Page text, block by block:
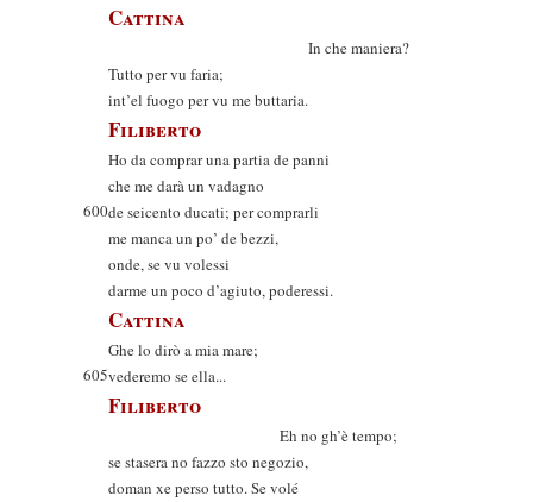
Cattina
In che maniera?
Tutto per vu faria;
int’el fuogo per vu me buttaria.
Filiberto
Ho da comprar una partia de panni
che me darà un vadagno
600de seicento ducati; per comprarli
me manca un po’ de bezzi,
onde, se vu volessi
darme un poco d’agiuto, poderessi.
Cattina
Ghe lo dirò a mia mare;
605vederemo se ella...
Filiberto
Eh no gh’è tempo;
se stasera no fazzo sto negozio,
doman xe perso tutto. Se volé